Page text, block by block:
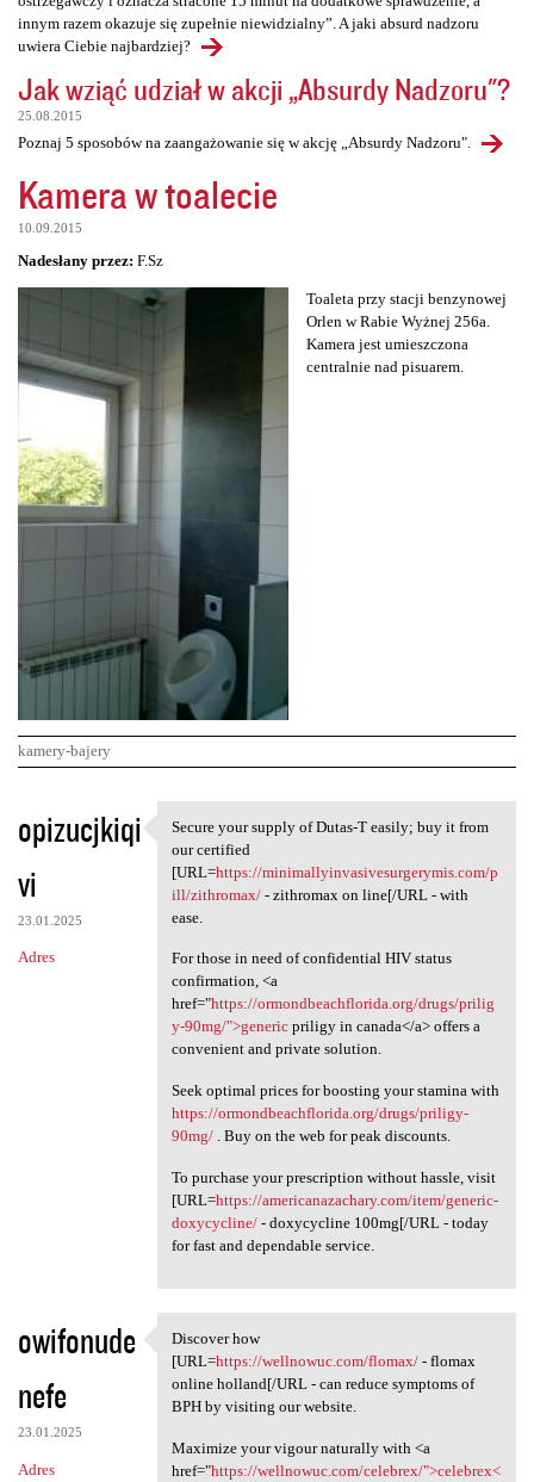
innym razem okazuje się zupełnie niewidzialny”. A jaki absurd nadzoru
uwiera Ciebie najbardziej?
Jak wziąć udział w akcji „Absurdy Nadzoru"?
25.08.2015
Poznaj 5 sposobów na zaangażowanie się w akcję „Absurdy Nadzoru".
Kamera w toalecie
10.09.2015
Nadesłany przez: F.Sz
Toaleta przy stacji benzynowej
Orlen w Rabie Wyżnej 256a.
Kamera jest umieszczona
centralnie nad pisuarem.
kamery-bajery
K
o
m
e
n
opizucjkiqi
vi
23.01.2025
Adres
Secure your supply of Dutas-T
Secure your supply of Dutas-T easily; buy it from
our certified
[URL=https://minimallyinvasivesurgerymis.com/p
ill/zithromax/- zithromax on line[/URL - with
ease.
For those in need of confidential HIV status
confirmation, <a
href="https://ormondbeachflorida.org/drugs/prilig
y-90mg/">genericpriligy in canada</a> offers a
convenient and private solution.
Seek optimal prices for boosting your stamina with
https://ormondbeachflorida.org/drugs/priligy-
90mg/. Buy on the web for peak discounts.
To purchase your prescription without hassle, visit
[URL=https://americanazachary.com/item/generic-
doxycycline/- doxycycline 100mg[/URL - today
for fast and dependable service.
owifonude
nefe
23.01.2025
Adres
Discover how [URL=https:/
Discover how
[URL=https://wellnowuc.com/flomax/- flomax
online holland[/URL - can reduce symptoms of
BPH by visiting our website.
Maximize your vigour naturally with <a
href="https://wellnowuc.com/celebrex/">celebrex<